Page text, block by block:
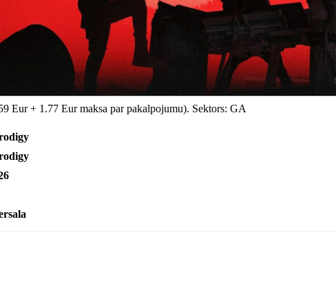
Eur + 1.77 Eur maksa par pakalpojumu). Sektors: GA